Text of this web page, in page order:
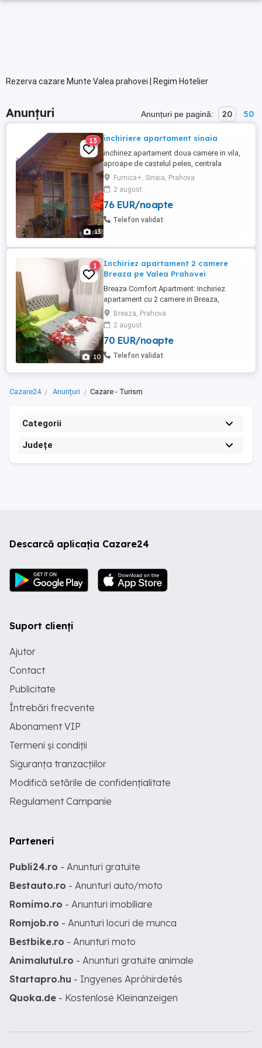
Rezerva cazare Munte Valea prahovei | Regim Hotelier
Anunțuri Anunțuri pe pagină: 20 50
13
13 inchiriere apartament sinaia
inchiriez apartament doua camere in vila,
aproape de castelul peles, centrala
proprie, bucatarie utilata, tv, internet,
foarte curat, posibilitate
gratar.apartamentul este situat intr-o zona
linistita, aproape de padure, de cabana
schiori, hanul haiducilor, taverna sarbului
Furnica+, Sinaia, Prahova
2 august
76 EUR/noapte
Telefon validat
10
1
Inchiriez apartament 2 camere
Breaza pe Valea Prahovei
Breaza Comfort Apartment: Inchiriez
apartament cu 2 camere in Breaza,
complet utilat, renovat recent, cu centrala
proprie, televizoare hd, cuptor microunde,
expresor cafea, canapea extensibila, pat
160x200, dus.
Breaza, Prahova
2 august
70 EUR/noapte
Telefon validat
Cazare24 Anunțuri Cazare - Turism
Categorii
Județe
Descarcă aplicația Cazare24
Suport clienți
Ajutor
Contact
Publicitate
Întrebări frecvente
Abonament VIP
Termeni și condiții
Siguranța tranzacțiilor
Modifică setările de confidențialitate
Regulament Campanie
Parteneri
Publi24.ro - Anunturi gratuite
Bestauto.ro - Anunturi auto/moto
Romimo.ro - Anunturi imobiliare
Romjob.ro - Anunturi locuri de munca
Bestbike.ro - Anunturi moto
Animalutul.ro - Anunturi gratuite animale
Startapro.hu - Ingyenes Apróhirdetés
Quoka.de - Kostenlose Kleinanzeigen